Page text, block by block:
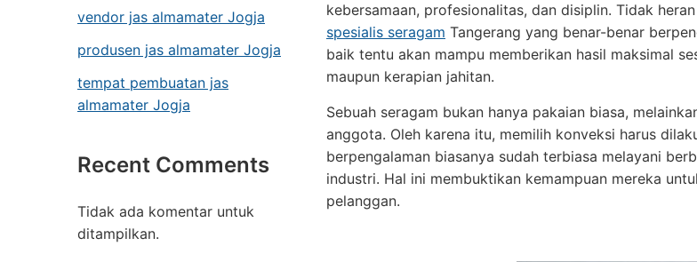
vendor jas almamater Jogja
produsen jas almamater Jogja
tempat pembuatan jas
almamater Jogja
Recent Comments
Tidak ada komentar untuk
ditampilkan.
kebersamaan, profesionalitas, dan disiplin. Tidak
spesialis seragam Tangerang yang benar-benar
baik tentu akan mampu memberikan hasil maksimal
maupun kerapian jahitan.
Sebuah seragam bukan hanya pakaian biasa,
anggota. Oleh karena itu, memilih konveksi harus
berpengalaman biasanya sudah terbiasa melayani
industri. Hal ini membuktikan kemampuan mereka
pelanggan.